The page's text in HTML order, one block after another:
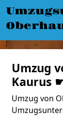
Umzug
Kaurus
Umzug von